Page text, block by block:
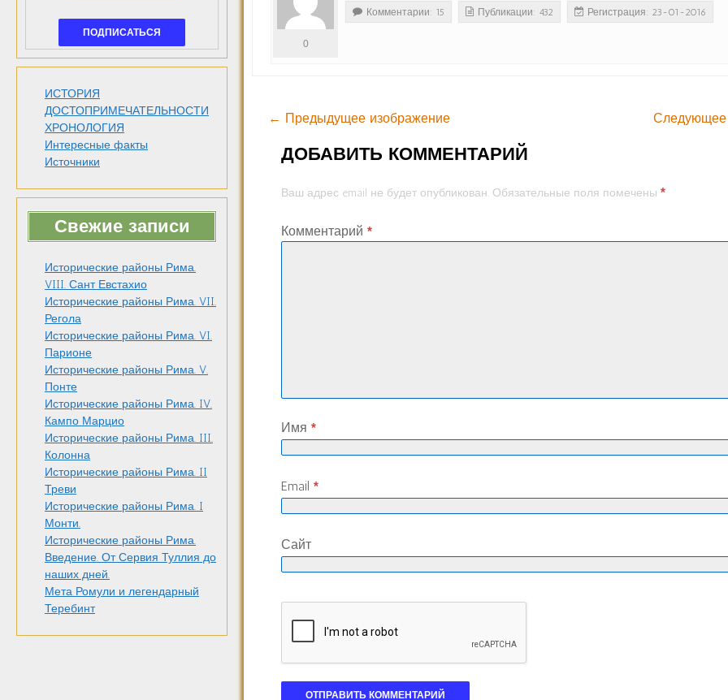
ИСТОРИЯ
ДОСТОПРИМЕЧАТЕЛЬНОСТИ
ХРОНОЛОГИЯ
Интересные факты
Источники
Свежие записи
Исторические районы Рима.
VIII. Сант Евстахио
Исторические районы Рима. VII.
Регола
Исторические районы Рима. VI.
Парионе
Исторические районы Рима. V.
Понте
Исторические районы Рима. IV.
Кампо Марцио
Исторические районы Рима. III.
Колонна
Исторические районы Рима. II
Треви
Исторические районы Рима. I
Монти.
Исторические районы Рима.
Введение. От Сервия Туллия до
наших дней.
Мета Ромули и легендарный
Теребинт
0
Комментарии: 15 Публикации: 432 Регистрация: 23-01-2016
← Предыдущее изображение Следующее
ДОБАВИТЬ КОММЕНТАРИЙ
Ваш адрес email не будет опубликован. Обязательные поля помечены*
Комментарий*
Имя*
Email*
Сайт